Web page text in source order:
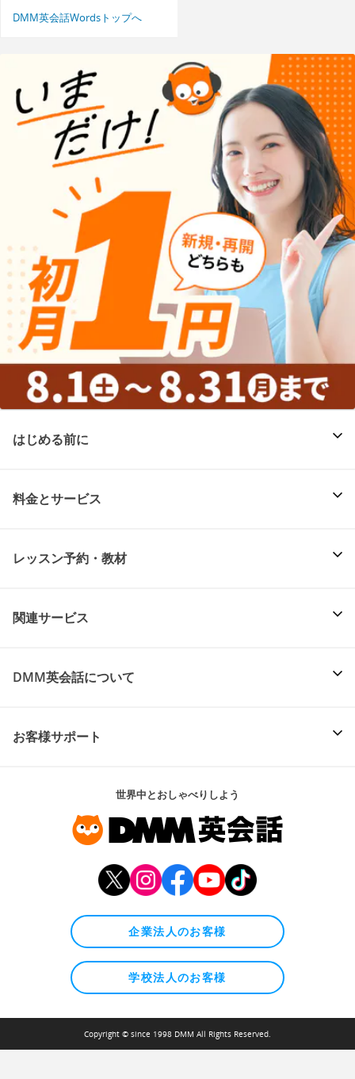
DMM英会話Wordsトップへ
はじめる前に
料金とサービス
レッスン予約・教材
関連サービス
DMM英会話について
お客様サポート
世界中とおしゃべりしよう
企業法人のお客様
学校法人のお客様
Copyright © since 1998 DMM All Rights Reserved.